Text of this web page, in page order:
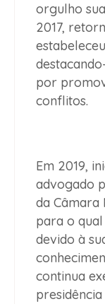
orgulho
2017,
por
conflitos.
Em 2019,
advogado
da Câmara
para o
devido à
continua